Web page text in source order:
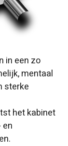
in een zo
mentaal
sterke
het kabinet
en